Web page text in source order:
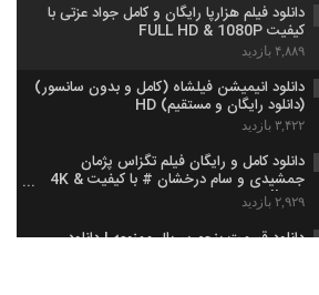
دانلود فیلم هزارپا رایگان و کامل جواد عزتی با
کیفیت FULL HD & 1080P
۴,۸۸۹ بازدید
دانلود انیمیشن فیلشاه (کامل و بدون سانسور)
(دانلود رایگان و مستقیم) HD
۳,۴۲۲ بازدید
دانلود کامل و رایگان فیلم تگزاس پژمان
جمشیدی و سام درخشان # با کیفیت 4K &
1080p Full HD
۲,۹۲۹ بازدید
دانلود قسمت پنجم سریال ممنوعه | دانلود